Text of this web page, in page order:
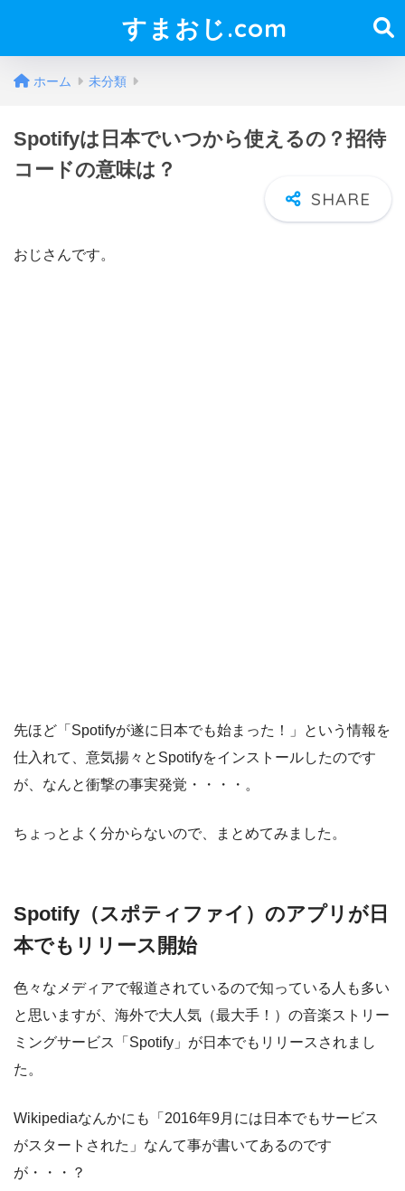
すまおじ.com
ホーム 未分類
Spotifyは日本でいつから使えるの？招待
コードの意味は？
おじさんです。
先ほど「Spotifyが遂に日本でも始まった！」という情報を
仕入れて、意気揚々とSpotifyをインストールしたのです
が、なんと衝撃の事実発覚・・・・。
ちょっとよく分からないので、まとめてみました。
Spotify（スポティファイ）のアプリが日
本でもリリース開始
色々なメディアで報道されているので知っている人も多い
と思いますが、海外で大人気（最大手！）の音楽ストリー
ミングサービス「Spotify」が日本でもリリースされまし
た。
Wikipediaなんかにも「2016年9月には日本でもサービス
がスタートされた」なんて事が書いてあるのです
が・・・？